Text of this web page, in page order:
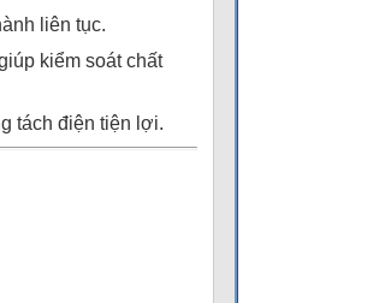
liên tục.
kiểm soát chất
tách điện tiện lợi.